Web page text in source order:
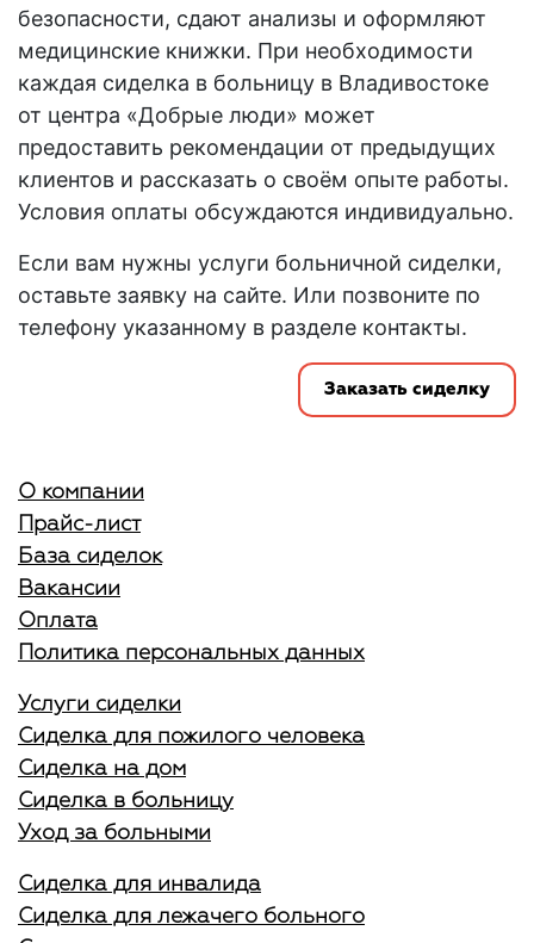
безопасности, сдают анализы и оформляют
медицинские книжки. При необходимости
каждая сиделка в больницу в Владивостоке
от центра «Добрые люди» может
предоставить рекомендации от предыдущих
клиентов и рассказать о своём опыте работы.
Условия оплаты обсуждаются индивидуально.
Если вам нужны услуги больничной сиделки,
оставьте заявку на сайте. Или позвоните по
телефону указанному в разделе контакты.
Заказать сиделку
О компании
Прайс-лист
База сиделок
Вакансии
Оплата
Политика персональных данных
Услуги сиделки
Сиделка для пожилого человека
Сиделка на дом
Сиделка в больницу
Уход за больными
Сиделка для инвалида
Сиделка для лежачего больного